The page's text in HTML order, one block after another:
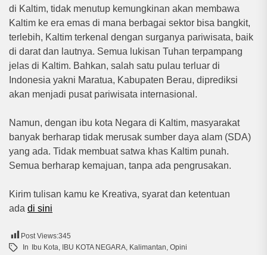
di Kaltim, tidak menutup kemungkinan akan membawa
Kaltim ke era emas di mana berbagai sektor bisa bangkit,
terlebih, Kaltim terkenal dengan surganya pariwisata, baik
di darat dan lautnya. Semua lukisan Tuhan terpampang
jelas di Kaltim. Bahkan, salah satu pulau terluar di
Indonesia yakni Maratua, Kabupaten Berau, diprediksi
akan menjadi pusat pariwisata internasional.
Namun, dengan ibu kota Negara di Kaltim, masyarakat
banyak berharap tidak merusak sumber daya alam (SDA)
yang ada. Tidak membuat satwa khas Kaltim punah.
Semua berharap kemajuan, tanpa ada pengrusakan.
Kirim tulisan kamu ke Kreativa, syarat dan ketentuan
ada di sini
Post Views:345
In Ibu Kota IBU KOTA NEGARA Kalimantan Opini